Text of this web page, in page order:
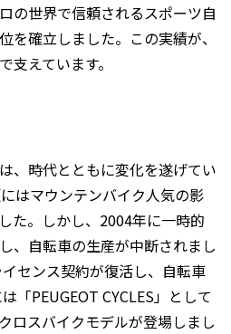
の世界で信頼されるスポーツ自
を確立しました。この実績が、
支えています。
、時代とともに変化を遂げてい
はマウンテンバイク人気の影
た。しかし、2004年に一時的
、自転車の生産が中断されまし
センス契約が復活し、自転車
「PEUGEOT CYCLES」として
ロスバイクモデルが登場しまし